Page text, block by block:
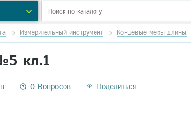
Измерительный инструмент Концевые меры длины
кл.1
0 Вопросов Поделиться